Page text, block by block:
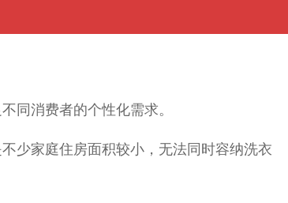
同消费者的个性化需求。
少家庭住房面积较小，无法同时容纳洗衣